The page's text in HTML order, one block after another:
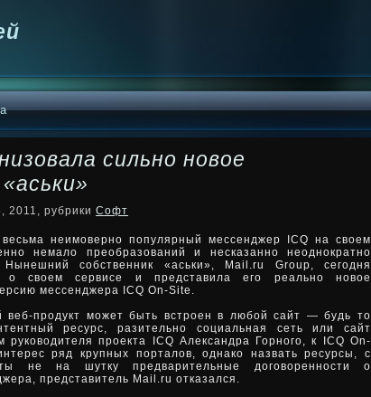
сильно новое
2011, рубрики Софт
весьма неимоверно популярный мессенджер ICQ на своем
немало преобразований и несказанно неоднократно
собственник «аськи», Mail.ru Group, сегодня
о своем сервисе и представилаего реально новое
мессенджера ICQ On-Site.
веб-продукт может быть встроен в любой сайт — будь то
ресурс, разительно социальная сеть или сайт
руководителя проекта ICQ Александра Горного, к ICQ On-
ряд крупных порталов, однако назвать ресурсы, с
не на шутку предварительные договоренности о
представитель Mail.ru отказался.